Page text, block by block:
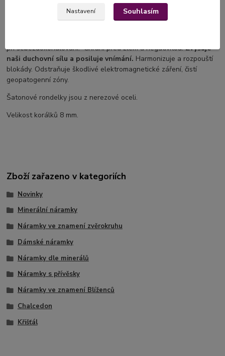
nabíjí naše tělo neustále novou
energií, vitalitou a silou.Je velmi silný zesilovač energie, který
při sebezdokonalování. Chrání před zlem a negativitou.Zvyšuje
naši duchovní sílu a posiluje vnímání. Harmonizuje a rozpouští
blokády. Odstraňuje škodlivé elektromagnetické záření, čistí
geopatogenní zóny.
Šatonové rondelky jsou z nerezové oceli.
Velikost korálků 8 mm.
Zboží zařazeno v kategoriích
Novinky
Minerální náramky
Náramky ve znamení zvěrokruhu
Dámské náramky
Náramky dle minerálů
Náramky s přívěsky
Náramky ve znamení Blíženců
Chalcedon
Křišťál
Nastavení Souhlasím